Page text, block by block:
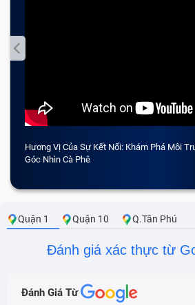
Hương Vị Của Sự Kết Nối: Khám Phá Môi
Góc Nhìn Cà Phê
Quận 1 Quận 10 Q.Tân Phú
Đánh giá xác thực từ
Đánh Giá Từ